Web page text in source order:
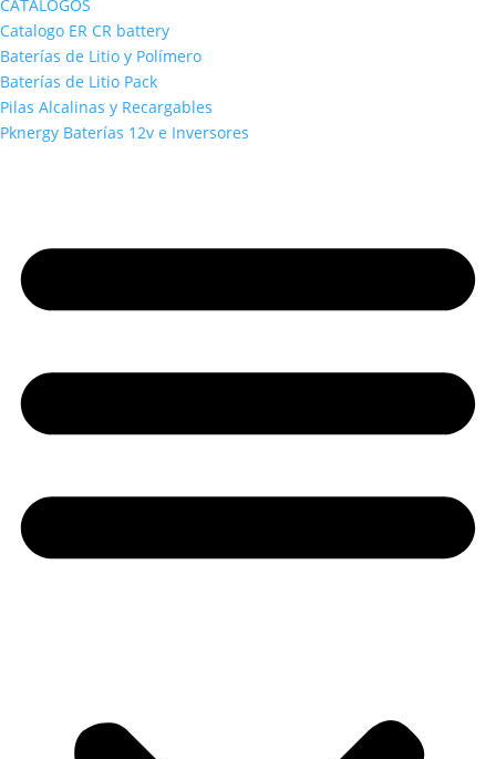
CATÁLOGOS
Catalogo ER CR battery
Baterías de Litio y Polímero
Baterías de Litio Pack
Pilas Alcalinas y Recargables
Pknergy Baterías 12v e Inversores